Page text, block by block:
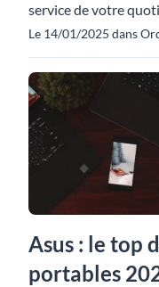
service de votre
Le 14/01/2025 dans
Asus : le top
portables